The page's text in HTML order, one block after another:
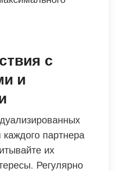
с
и
партнера
их
Регулярно